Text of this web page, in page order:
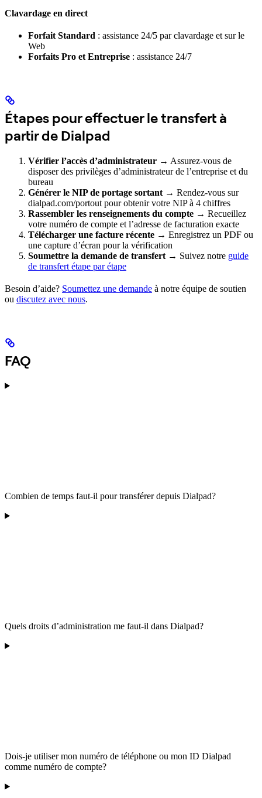
Clavardage en direct
Forfait Standard : assistance 24/5 par clavardage et sur le
Web
Forfaits Pro et Entreprise : assistance 24/7
Étapes pour effectuer le transfert à
partir de Dialpad
Vérifier l’accès d’administrateur → Assurez-vous de
disposer des privilèges d’administrateur de l’entreprise et du
bureau
Générer le NIP de portage sortant → Rendez-vous sur
dialpad.com/portout pour obtenir votre NIP à 4 chiffres
Rassembler les renseignements du compte → Recueillez
votre numéro de compte et l’adresse de facturation exacte
Télécharger une facture récente → Enregistrez un PDF ou
une capture d’écran pour la vérification
Soumettre la demande de transfert → Suivez notre guide
de transfert étape par étape
Besoin d’aide? Soumettez une demande à notre équipe de soutien
ou discutez avec nous.
FAQ
Combien de temps faut-il pour transférer depuis Dialpad?
Quels droits d’administration me faut-il dans Dialpad?
Dois-je utiliser mon numéro de téléphone ou mon ID Dialpad
comme numéro de compte?